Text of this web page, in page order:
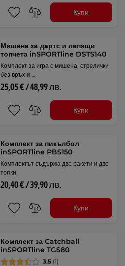
Купи
Мишена за дартс и лепящи
топчета inSPORTline DSTS140
Комплект за игра с мишена, стрелички
без връх и …
25,05 € / 48,99 лв.
Купи
Комплект за пикълбол
inSPORTline PBS150
Комплектът съдържа две ракети и две
топки.
20,40 € / 39,90 лв.
Купи
Комплект за Catchball
inSPORTline TGS80
3.5 (1)